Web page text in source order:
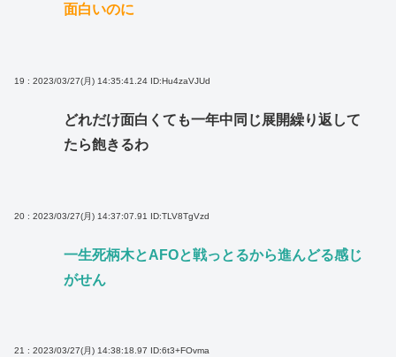
面白いのに
19 : 2023/03/27(月) 14:35:41.24 ID:Hu4zaVJUd
どれだけ面白くても一年中同じ展開繰り返して
たら飽きるわ
20 : 2023/03/27(月) 14:37:07.91 ID:TLV8TgVzd
一生死柄木とAFOと戦っとるから進んどる感じ
がせん
21 : 2023/03/27(月) 14:38:18.97 ID:6t3+FOvma